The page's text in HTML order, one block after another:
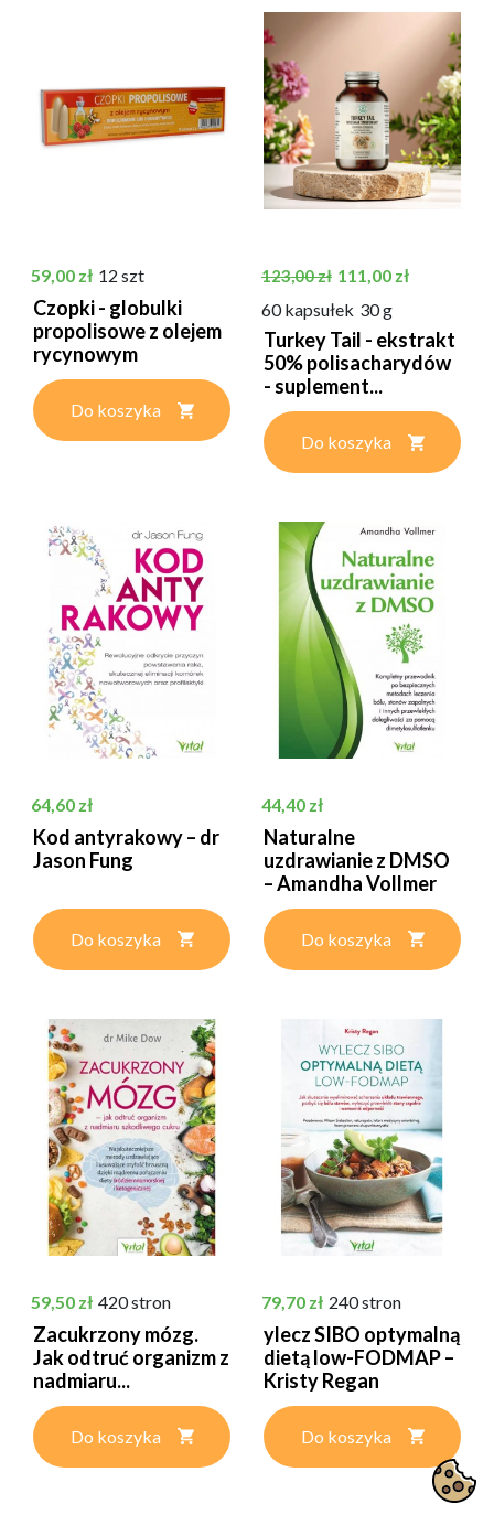
Cena
59,00 zł 12 szt
Czopki - globulki
propolisowe z olejem
rycynowym
Do koszyka
Cena podstawowa
123,00 zł Cena
111,00 zł
60 kapsułek 30 g
Turkey Tail - ekstrakt
50% polisacharydów
- suplement...
Do koszyka
Cena
64,60 zł
Kod antyrakowy – dr
Jason Fung
Do koszyka
Cena
44,40 zł
Naturalne
uzdrawianie z DMSO
– Amandha Vollmer
Do koszyka
Cena
59,50 zł 420 stron
Zacukrzony mózg.
Jak odtruć organizm z
nadmiaru...
Do koszyka
Cena
79,70 zł 240 stron
ylecz SIBO optymalną
dietą low-FODMAP –
Kristy Regan
Do koszyka